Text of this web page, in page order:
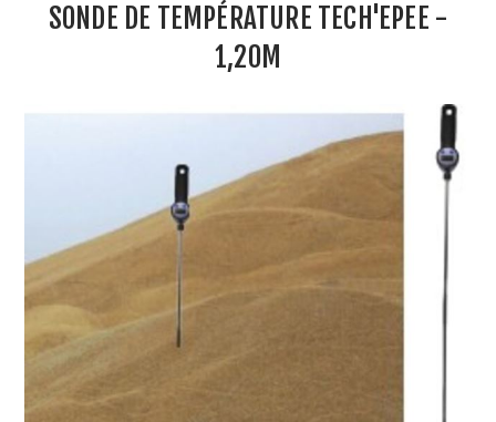
SONDE DE TEMPÉRATURE TECH'EPEE -
1,20M